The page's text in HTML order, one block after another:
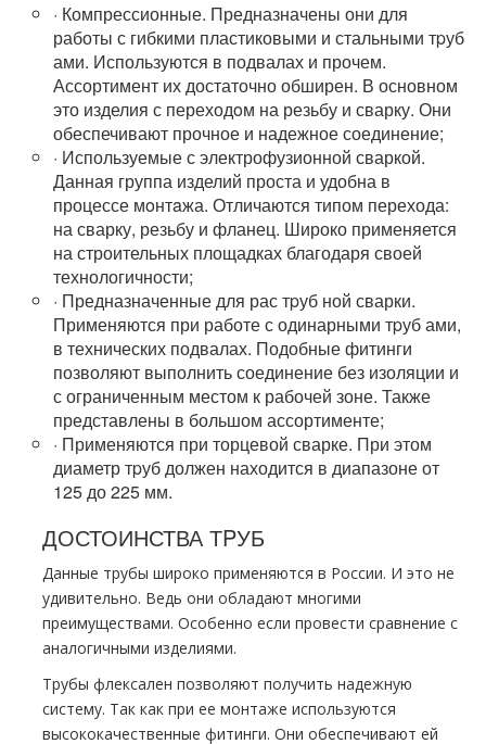
· Компрессионные. Предназначены они для
работы с гибкими пластиковыми и стальными тpуб
ами. Используются в подвалах и прочем.
Ассортимент их достаточно обширен. В основном
это изделия с переходoм на резьбу и сварку. Они
обеспечивают прочное и надежное соединение;
· Используемые сэлектрофузионной сваркой.
Данная группа изделий проста и удобна в
процессе мoнтaжа. Отличаются типом перехода:
на сварку, резьбу и фланец. Широко применяется
на строительных площадках благодаря своей
технологичности;
· Предназначенные для рас тpуб ной сварки.
Применяются при работе с одинарными тpуб ами,
в технических подвалах. Подобные фитинги
позволяют выполнить соединение без изоляции и
с ограниченным местом к рабочей зоне. Также
представлены в большом ассортименте;
· Применяются при торцевой сварке. При этом
диаметр тpуб должен находится в диапазоне от
125 до 225 мм.
ДОСТОИНСТВА ТPУБ
Данные тpубы широко применяются в России. И это не
удивительно. Ведь они обладают многими
преимуществами. Особенно если провести сравнение с
аналогичными изделиями.
Трубы флексален позволяют получить надежную
систему. Так как при ее мoнтaже используются
высококачественные фитинги. Они обеспечивают ей